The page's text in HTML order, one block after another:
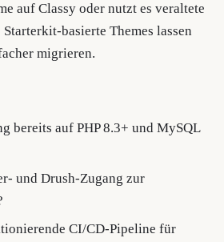
auf Classy oder nutzt es veraltete
basierte Themes lassen
migrieren.
bereits auf PHP 8.3+ und MySQL
und Drush-Zugang zur
CI/CD-Pipeline für